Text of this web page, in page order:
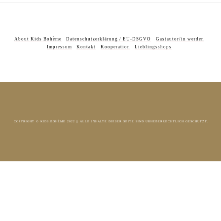
About Kids Bohème Datenschutzerklärung / EU-DSGVO
Gastautor/in werden
Impressum
Kontakt Kooperation Lieblingsshops
COPYRIGHT © KIDS.BOHÈME 2022 || ALLE INHALTE DIESER SEITE SIND URHEBERRECHTLICH GESCHÜTZT.